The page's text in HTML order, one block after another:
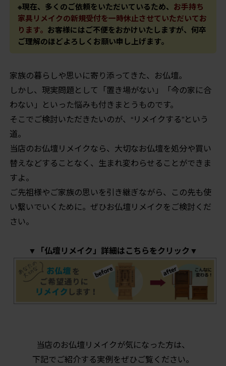
※現在、多くのご依頼をいただいているため、 お手持ち
家具リメイクの新規受付を一時休止させていただいてお
ります。 お客様にはご不便をおかけいたしますが、何卒
ご理解のほどよろしくお願い申し上げます。
家族の暮らしや思いに寄り添ってきた、お仏壇。
しかし、現実問題として「置き場がない」「今の家に合
わない」といった悩みも付きまとうものです。
そこでご検討いただきたいのが、“リメイクする”という
道。
当店のお仏壇リメイクなら、大切なお仏壇を処分や買い
替えなどすることなく、生まれ変わらせることができま
すよ。
ご先祖様やご家族の思いを引き継ぎながら、この先も使
い繋いでいくために。ぜひお仏壇リメイクをご検討くだ
さい。
▼「仏壇リメイク」詳細はこちらをクリック▼
当店のお仏壇リメイクが気になった方は、
下記でご紹介する実例をぜひご覧ください。